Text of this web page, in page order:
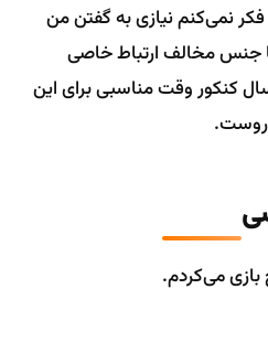
نمی‌کنم نیازی به گفتن من
جنس مخالف ارتباط خاصی
کنکور وقت مناسبی برای این
روست.
می‌کردم.